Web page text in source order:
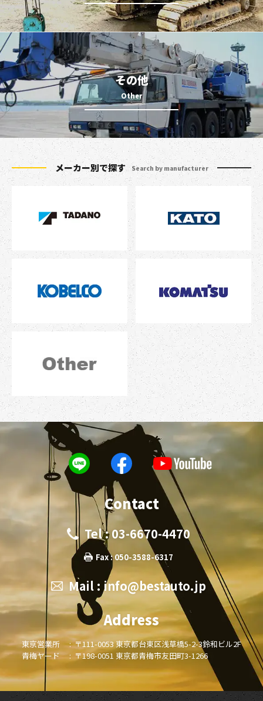
その他
メーカー別で探す Search by manufacturer
Contact
Tel : 03-6670-4470
Fax : 050-3588-6317
Mail : info@bestauto.jp
Address
東京営業所 : 〒111-0053 東京都台東区浅草橋5-2-3鈴和ビル2F
青梅ヤード : 〒198-0051 東京都青梅市友田町3-1266